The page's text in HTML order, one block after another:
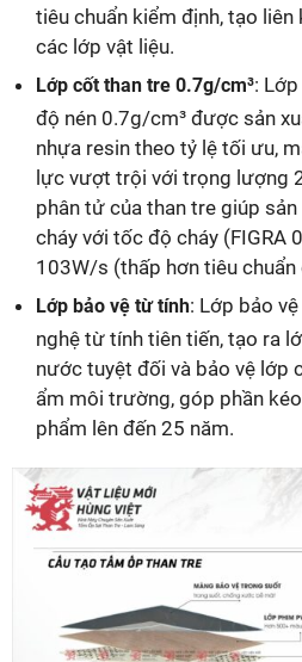
tiêu chuẩn kiểm định, tạo
các lớp vật liệu.
Lớp cốt than tre 0.7g/cm³:
độ nén 0.7g/cm³ được sản
nhựa resin theo tỷ lệ tối ưu,
lực vượt trội với trọng lượng
phân tử của than tre giúp
cháy với tốc độ cháy (FIGRA
103W/s (thấp hơn tiêu
Lớp bảo vệ từ tính: Lớp bảo
nghệ từ tính tiên tiến, tạo ra
nước tuyệt đối và bảo vệ lớp
ẩm môi trường, góp phần
phẩm lên đến 25 năm.